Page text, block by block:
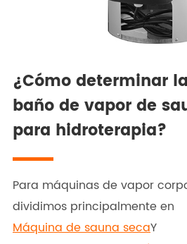
¿Cómo determinar
baño de vapor de
para hidroterapia?
Para máquinas de vapor
dividimos principalmente en
Máquina de sauna secaY